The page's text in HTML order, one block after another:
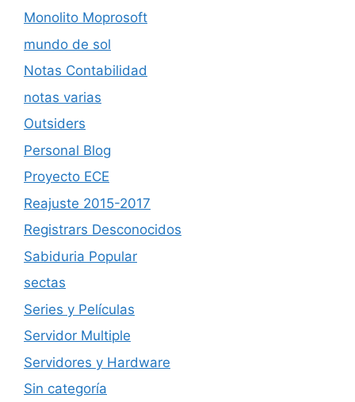
Monolito Moprosoft
mundo de sol
Notas Contabilidad
notas varias
Outsiders
Personal Blog
Proyecto ECE
Reajuste 2015-2017
Registrars Desconocidos
Sabiduria Popular
sectas
Series y Películas
Servidor Multiple
Servidores y Hardware
Sin categoría